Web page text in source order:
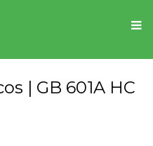
| GB 601A HC